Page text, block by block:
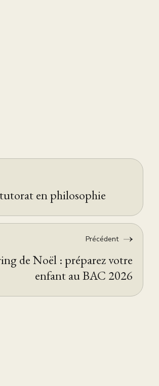
en philosophie
Précédent
de Noël : préparez votre
enfant au BAC 2026